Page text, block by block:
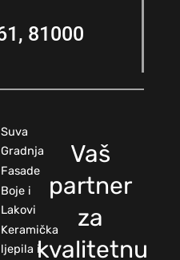
81000
Suva
Gradnja
Fasade
Boje i
Lakovi
Keramička
ljepila i
Vaš
partner
za
kvalitetnu